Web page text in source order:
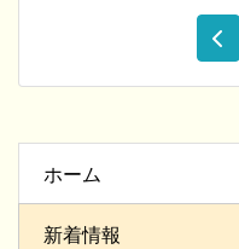
ホーム
新着情報